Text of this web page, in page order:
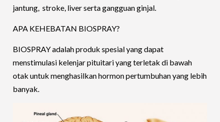
jantung, stroke, liver serta gangguan ginjal.
APA KEHEBATAN BIOSPRAY?
BIOSPRAY adalah produk spesial yang dapat
menstimulasi kelenjar pituitari yang terletak di bawah
otak untuk menghasilkan hormon pertumbuhan yang lebih
banyak.